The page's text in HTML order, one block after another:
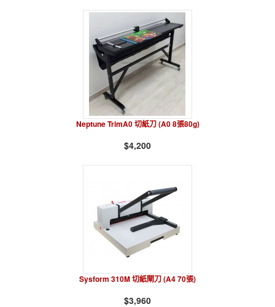
Neptune TrimA0 切紙刀 (A0 8張80g)
$4,200
Sysform 310M 切紙閘刀 (A4 70張)
$3,960